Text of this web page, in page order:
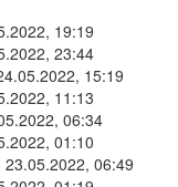
19:19
23:44
15:19
11:13
06:34
01:10
23.05.2022, 06:49